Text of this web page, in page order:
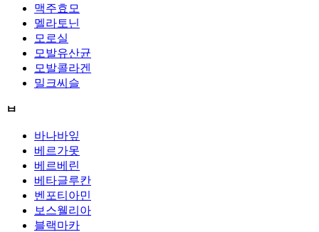
맥주효모
멜라토닌
모로실
모발유산균
모발콜라겐
밀크씨슬
ㅂ
바나바잎
베르가못
베르베린
베타글루칸
벤포티아민
보스웰리아
블랙마카